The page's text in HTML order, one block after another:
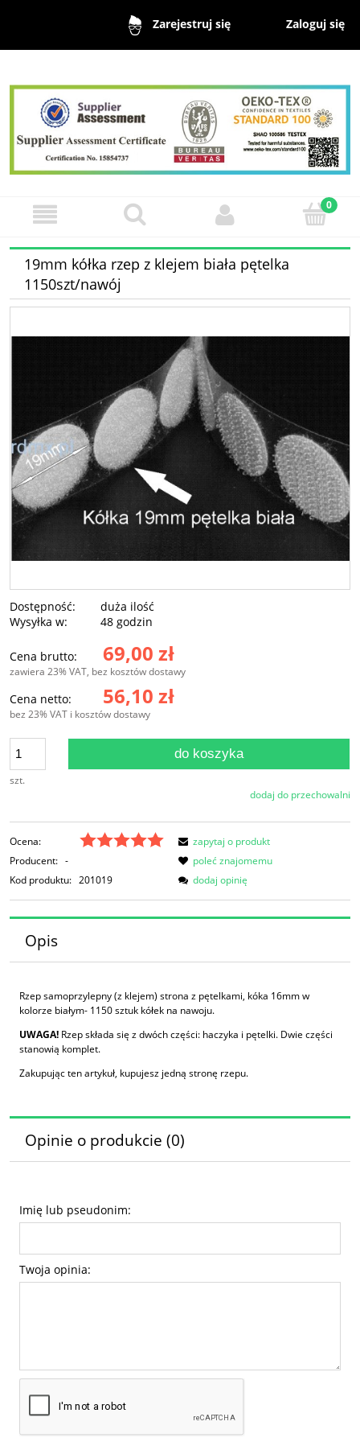
Zarejestruj się Zaloguj się
19mm kółka rzep z klejem biała pętelka
1150szt/nawój
Dostępność:
duża ilość
Wysyłka w:
48 godzin
Cena brutto: 69,00 zł
zawiera 23% VAT, bez kosztów dostawy
Cena netto: 56,10 zł
bez 23% VAT i kosztów dostawy
szt.
do koszyka
dodaj do przechowalni
Ocena:
Producent: -
Kod produktu: 201019
zapytaj o produkt
poleć znajomemu
dodaj opinię
Opis
Rzep samoprzylepny (z klejem) strona z pętelkami, kóka 16mm w
kolorze białym- 1150 sztuk kółek na nawoju.
UWAGA! Rzep składa się z dwóch części: haczyka i pętelki. Dwie części
stanowią komplet.
Zakupując ten artykuł, kupujesz jedną stronę rzepu.
Opinie o produkcie (0)
Imię lub pseudonim:
Twoja opinia: